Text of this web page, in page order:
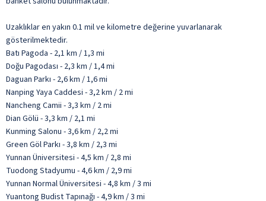
Uzaklıklar en yakın 0.1 mil ve kilometre değerine yuvarlanarak
gösterilmektedir.
Batı Pagoda - 2,1 km / 1,3 mi
Doğu Pagodası - 2,3 km / 1,4 mi
Daguan Parkı - 2,6 km / 1,6 mi
Nanping Yaya Caddesi - 3,2 km / 2 mi
Nancheng Camii - 3,3 km / 2 mi
Dian Gölü - 3,3 km / 2,1 mi
Kunming Salonu - 3,6 km / 2,2 mi
Green Göl Parkı - 3,8 km / 2,3 mi
Yunnan Üniversitesi - 4,5 km / 2,8 mi
Tuodong Stadyumu - 4,6 km / 2,9 mi
Yunnan Normal Üniversitesi - 4,8 km / 3 mi
Yuantong Budist Tapınağı - 4,9 km / 3 mi